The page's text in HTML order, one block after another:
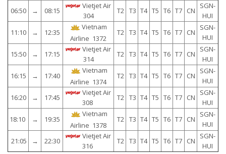
06:50
→ 08:15
Vietjet Air
304
T2 T3 T4 T5 T6 T7 CN
SGN-
HUI
11:10
→ 12:35
Vietnam
Airline 1372
T2 T3 T4 T5 T6 T7 CN
SGN-
HUI
15:50
→ 17:15
Vietjet Air
314
T2 T3 T4 T5 T6 T7 CN
SGN-
HUI
16:15
→ 17:40
Vietnam
Airline 1374
T2 T3 T4 T5 T6 T7 CN
SGN-
HUI
16:20
→ 17:45
Vietjet Air
308
T2 T3 T4 T5 T6 T7 CN
SGN-
HUI
18:10
→ 19:35
Vietnam
Airline 1378
T2 T3 T4 T5 T6 T7 CN
SGN-
HUI
21:05
→ 22:30
Vietjet Air
316
T2 T3 T4 T5 T6 T7 CN
SGN-
HUI